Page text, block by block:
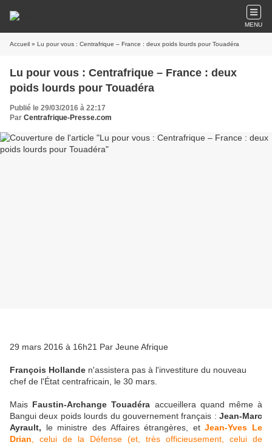
MENU
Accueil » Lu pour vous : Centrafrique – France : deux poids lourds pour Touadéra
Lu pour vous : Centrafrique – France : deux
poids lourds pour Touadéra
Publié le 29/03/2016 à 22:17
Par Centrafrique-Presse.com
29 mars 2016 à 16h21 Par Jeune Afrique
François Hollande n'assistera pas à l'investiture du nouveau
chef de l'État centrafricain, le 30 mars.
Mais Faustin-Archange Touadéra accueillera quand même à
Bangui deux poids lourds du gouvernement français : Jean-Marc
Ayrault, le ministre des Affaires étrangères, etJean-Yves Le
Drian , celui de la Défense (et, très officieusement, celui de